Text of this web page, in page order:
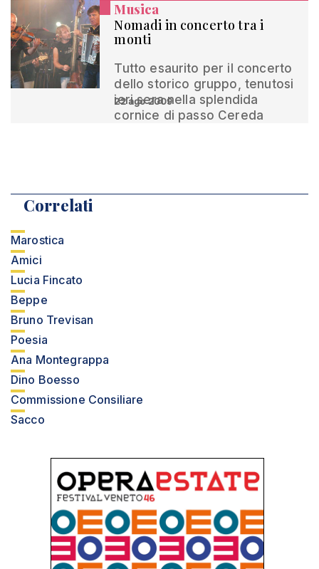
Musica
Nomadi in concerto tra i
monti
Tutto esaurito per il concerto
dello storico gruppo, tenutosi
ieri sera nella splendida
cornice di passo Cereda
22 ago 2009
Correlati
Marostica
Amici
Lucia Fincato
Beppe
Bruno Trevisan
Poesia
Ana Montegrappa
Dino Boesso
Commissione Consiliare
Sacco